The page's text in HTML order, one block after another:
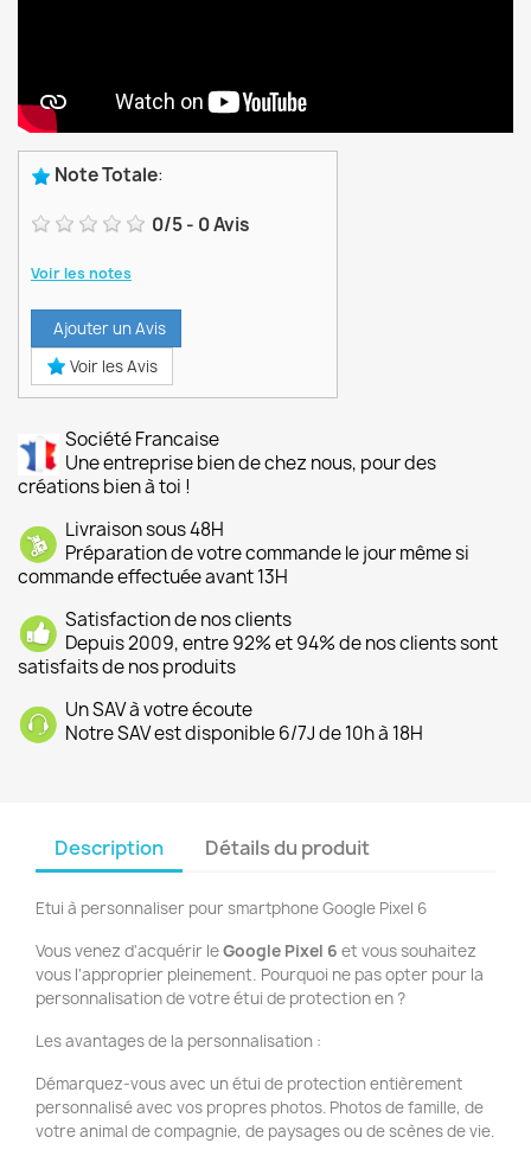
Note Totale:
0/5- 0Avis
Voir les notes
Ajouter un Avis
Voir les Avis
Société Francaise
Une entreprise bien de chez nous, pour des
créations bien à toi !
Livraison sous 48H
Préparation de votre commande le jour même si
commande effectuée avant 13H
Satisfaction de nos clients
Depuis 2009, entre 92% et 94% de nos clients sont
satisfaits de nos produits
Un SAV à votre écoute
Notre SAV est disponible 6/7J de 10h à 18H
Description Détails du produit
Etui à personnaliser pour smartphone Google Pixel 6
Vous venez d'acquérir leGoogle Pixel 6 et vous souhaitez
vous l'approprier pleinement. Pourquoi ne pas opter pour la
personnalisation de votre étui de protection en ?
Les avantages de la personnalisation :
Démarquez-vous avec un étui de protection entièrement
personnalisé avec vos propres photos. Photos de famille, de
votre animal de compagnie, de paysages ou de scènes de vie.